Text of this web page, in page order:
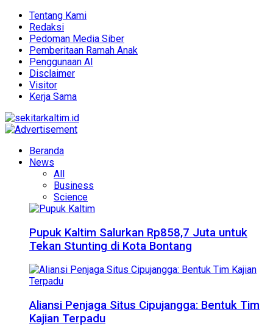
Tentang Kami
Redaksi
Pedoman Media Siber
Pemberitaan Ramah Anak
Penggunaan AI
Disclaimer
Visitor
Kerja Sama
Beranda
News
All
Business
Science
Pupuk Kaltim Salurkan Rp858,7 Juta untuk
Tekan Stunting di Kota Bontang
Aliansi Penjaga Situs Cipujangga: Bentuk Tim
Kajian Terpadu